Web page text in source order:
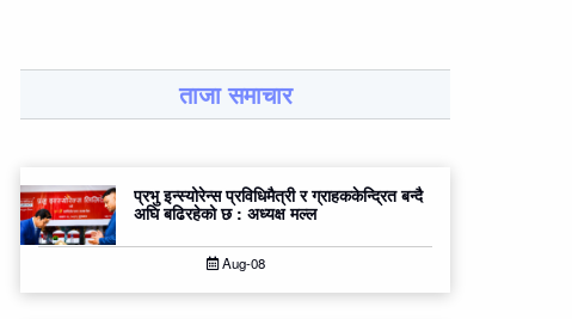
ताजा समाचार
प्रभु इन्स्योरेन्स प्रविधिमैत्री र ग्राहककेन्द्रित बन्दै
अघि बढिरहेको छ : अध्यक्ष मल्ल
Aug-08